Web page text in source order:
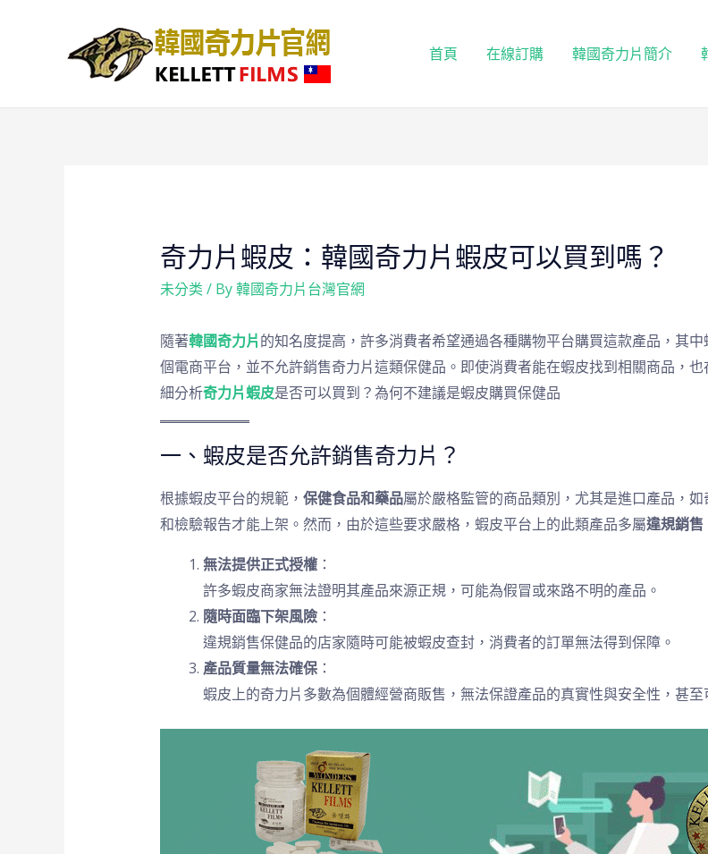
首頁 在線訂購 韓國奇力片簡介
奇力片蝦皮：韓國奇力片蝦皮可以買到嗎？
未分类/ By韓國奇力片台灣官網
隨著韓國奇力片的知名度提高，許多消費者希望通過各種購物平台購買這款產品，其
個電商平台，並不允許銷售奇力片這類保健品。即使消費者能在蝦皮找到相關商品，
細分析奇力片蝦皮是否可以買到？為何不建議是蝦皮購買保健品
一、蝦皮是否允許銷售奇力片？
根據蝦皮平台的規範， 保健食品和藥品屬於嚴格監管的商品類別，尤其是進口產品，
和檢驗報告才能上架。然而，由於這些要求嚴格，蝦皮平台上的此類產品多屬違規銷售
無法提供正式授權：
許多蝦皮商家無法證明其產品來源正規，可能為假冒或來路不明的產品。
隨時面臨下架風險：
違規銷售保健品的店家隨時可能被蝦皮查封，消費者的訂單無法得到保障。
產品質量無法確保：
蝦皮上的奇力片多數為個體經營商販售，無法保證產品的真實性與安全性，甚